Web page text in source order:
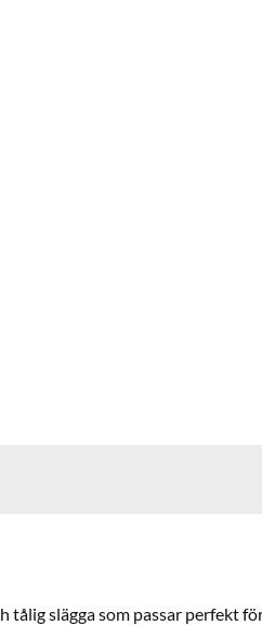
tålig slägga som passar perfekt